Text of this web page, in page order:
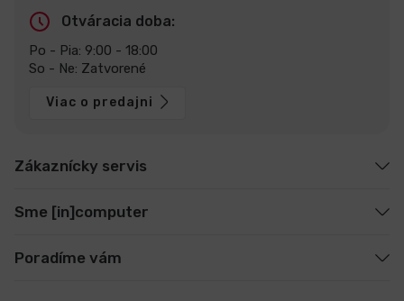
Otváracia doba:
Po - Pia: 9:00 - 18:00
So - Ne: Zatvorené
Viac o predajni
Zákaznícky servis
Sme [in]computer
Poradíme vám